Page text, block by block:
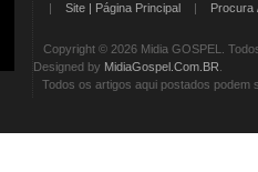
| Site | Página Principal | Procura
Copyright © 2026 Midia GOSPEL.
Designed by MidiaGospel.Com.BR
Todos os artigos aqui postados podem